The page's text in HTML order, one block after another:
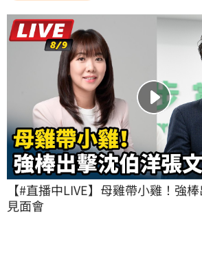
【#直播中LIVE】母雞帶小雞！強
見面會